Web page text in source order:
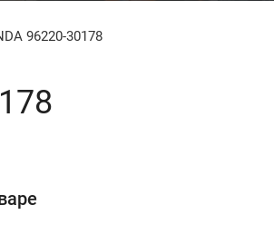
96220-30178